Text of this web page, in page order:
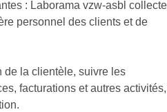
: Laborama vzw-asbl collecte
personnel des clients et de
de la clientèle, suivre les
facturations et autres activités,